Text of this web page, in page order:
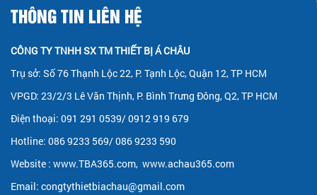
THÔNG TIN LIÊN HỆ
CÔNG TY TNHH SX TM THIẾT BỊ Á CHÂU
Trụ sở: Số 76 Thạnh Lộc 22, P. Tạnh Lộc, Quận 12, TP HCM
VPGD: 23/2/3 Lê Văn Thịnh, P. Bình Trưng Đông, Q2, TP HCM
Điện thoại: 091 291 0539/ 0912 919 679
Hotline: 086 9233 569/ 086 9233 590
Website : www.TBA365.com, www.achau365.com
Email: congtythietbiachau@gmail.com